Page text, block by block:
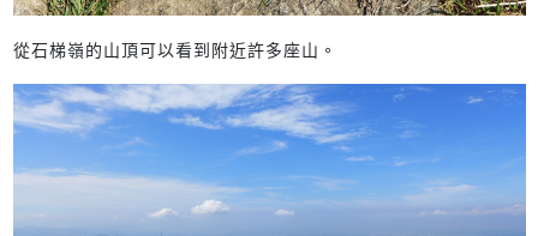
從石梯嶺的山頂可以看到附近許多座山。